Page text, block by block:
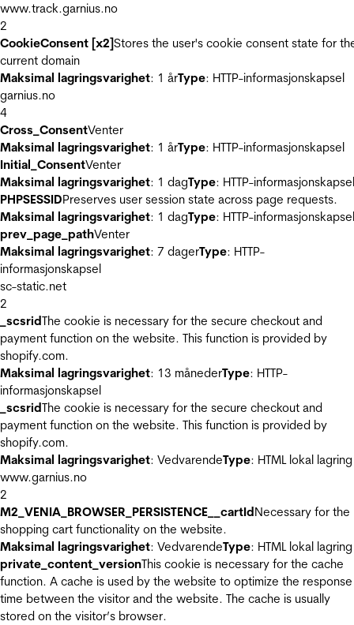
www.track.garnius.no
2
CookieConsent [x2]Stores the user's cookie consent state for
current domain
Maksimal lagringsvarighet: 1 årType: HTTP-informasjonskapsel
garnius.no
4
Cross_ConsentVenter
Maksimal lagringsvarighet: 1 årType: HTTP-informasjonskapsel
Initial_ConsentVenter
Maksimal lagringsvarighet: 1 dagType: HTTP-informasjonskapsel
PHPSESSIDPreserves user session state across page requests.
Maksimal lagringsvarighet: 1 dagType: HTTP-informasjonskapsel
prev_page_pathVenter
Maksimal lagringsvarighet: 7 dagerType: HTTP-
informasjonskapsel
sc-static.net
2
_scsridThe cookie is necessary for the secure checkout and
payment function on the website. This function is provided by
shopify.com.
Maksimal lagringsvarighet: 13 månederType: HTTP-
informasjonskapsel
_scsridThe cookie is necessary for the secure checkout and
payment function on the website. This function is provided by
shopify.com.
Maksimal lagringsvarighet: VedvarendeType: HTML lokal lagring
www.garnius.no
2
M2_VENIA_BROWSER_PERSISTENCE__cartIdNecessary for the
shopping cart functionality on the website.
Maksimal lagringsvarighet: VedvarendeType: HTML lokal lagring
private_content_versionThis cookie is necessary for the cache
function. A cache is used by the website to optimize the response
time between the visitor and the website. The cache is usually
stored on the visitor’s browser.